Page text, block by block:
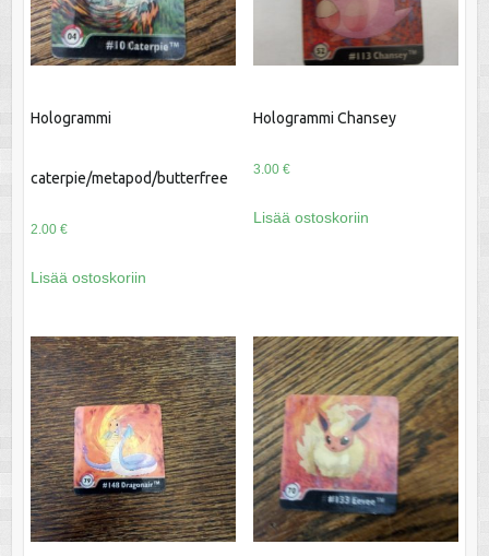
Hologrammi
caterpie/metapod/butterfree
2.00 €
Lisää ostoskoriin
Hologrammi Chansey
3.00 €
Lisää ostoskoriin